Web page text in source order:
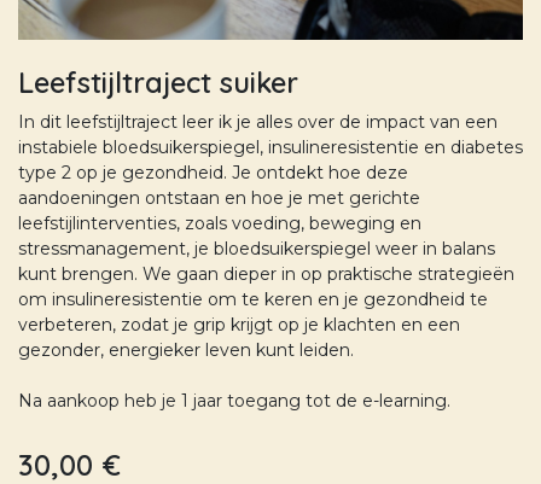
Leefstijltraject suiker
In dit leefstijltraject leer ik je alles over de impact van een
instabiele bloedsuikerspiegel, insulineresistentie en diabetes
type 2 op je gezondheid. Je ontdekt hoe deze
aandoeningen ontstaan en hoe je met gerichte
leefstijlinterventies, zoals voeding, beweging en
stressmanagement, je bloedsuikerspiegel weer in balans
kunt brengen. We gaan dieper in op praktische strategieën
om insulineresistentie om te keren en je gezondheid te
verbeteren, zodat je grip krijgt op je klachten en een
gezonder, energieker leven kunt leiden.
Na aankoop heb je 1 jaar toegang tot de e-learning.
30,00 €